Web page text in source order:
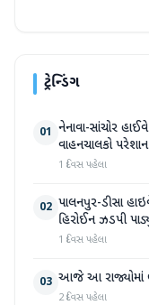
ટ્રેન્ડિંગ
01 નેનાવા-સાંચોર
વાહનચાલકો પરેશાન
1 દિવસ પહેલા
02 પાલનપુર-ડીસા
હિરોઈન ઝડપી
1 દિવસ પહેલા
03 આજે આ રાજ્યોમાં
2 દિવસ પહેલા